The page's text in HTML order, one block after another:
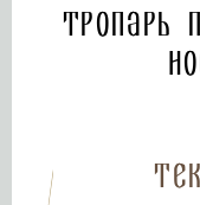
Тропарь